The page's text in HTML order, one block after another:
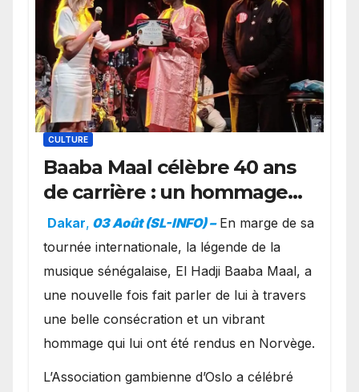
CULTURE
Baaba Maal célèbre 40 ans
de carrière : un hommage
exceptionnel à Oslo en
présence de la famille
royale.
Dakar, 03 Août (SL-INFO) – ​En marge de sa
tournée internationale, la légende de la
musique sénégalaise, El Hadji Baaba Maal, a
une nouvelle fois fait parler de lui à travers
une belle consécration et un vibrant
hommage qui lui ont été rendus en Norvège.
​L’Association gambienne d’Oslo a célébré